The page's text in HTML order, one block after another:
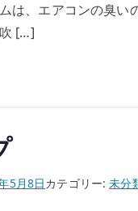
は、エアコンの臭
[…]
5月8日カテゴリー:未分